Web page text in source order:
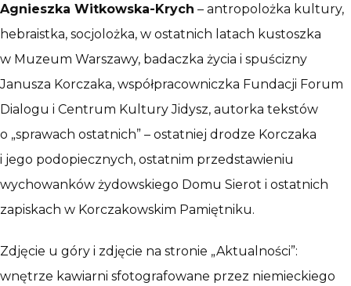
Agnieszka Witkowska-Krych – antropolożka kultury,
hebraistka, socjolożka, w ostatnich latach kustoszka
w Muzeum Warszawy, badaczka życia i spuścizny
Janusza Korczaka, współpracowniczka Fundacji Forum
Dialogu i Centrum Kultury Jidysz, autorka tekstów
o „sprawach ostatnich” – ostatniej drodze Korczaka
i jego podopiecznych, ostatnim przedstawieniu
wychowanków żydowskiego Domu Sierot i ostatnich
zapiskach w Korczakowskim Pamiętniku.
Zdjęcie u góry i zdjęcie na stronie „Aktualności”:
wnętrze kawiarni sfotografowane przez niemieckiego